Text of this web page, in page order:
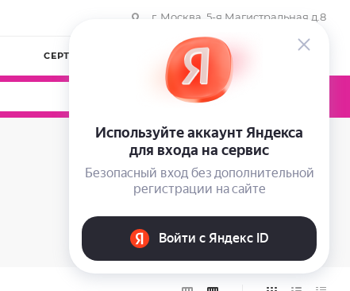
г. Москва, 5-я Магистральная д.8
СЕРТИФИКАТЫ КОМПАНИЯ
0